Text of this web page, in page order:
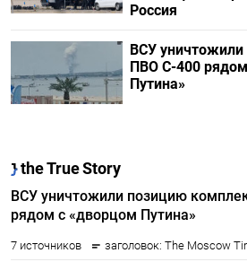
Россия
ВСУ
ПВО С-400
Путина»